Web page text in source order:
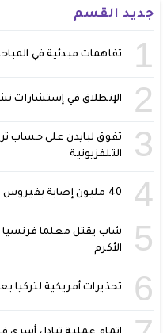
جديد القسم
1 تفاهمات مبدئية في
2 الإنطلاق في إستشارات
3
تفوق لبايدن على حساب
التلفزيونية
4 40 مليون إصابة بفيروس كورونا على مستوى العالم
5
شاب يقتل معلما
الأكرم
6 تحذيرات أمريكية لتركيا